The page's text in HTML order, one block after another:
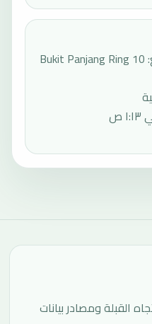
المدينة: جورونغ ويست، الموقع: 10 Bukit Panjang Ring
القبلة ومصادر بيانات